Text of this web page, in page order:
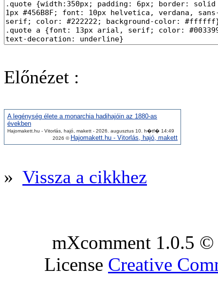
Előnézet :
A legénység élete a monarchia hadihajóin az 1880-as
években
Hajomakett.hu - Vitorlás, hajó, makett - 2026. augusztus 10. h�tf� 14:49
2026 © Hajomakett.hu - Vitorlás, hajó, makett
» Vissza a cikkhez
mXcomment 1.0.5
License Creative